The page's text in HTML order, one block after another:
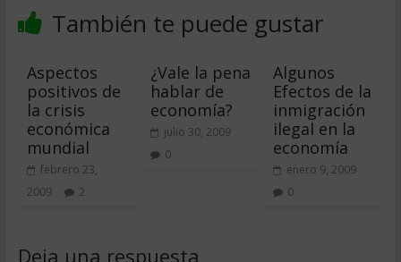
También te puede gustar
Aspectos
positivos de
la crisis
económica
mundial
febrero 23,
2009
2
¿Vale la pena
hablar de
economía?
julio 30, 2009
0
Algunos
Efectos de la
inmigración
ilegal en la
economía
enero 9, 2009
0
Deja una respuesta